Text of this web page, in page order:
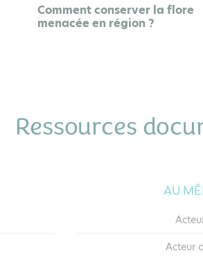
Atlas de la flore du Centre-
Val de Loire
Ressources
AU
Acteur